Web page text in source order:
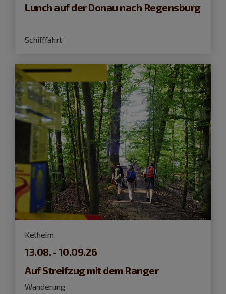
Lunch auf der Donau nach Regensburg
Schifffahrt
Kelheim
13.08. - 10.09.26
Auf Streifzug mit dem Ranger
Wanderung